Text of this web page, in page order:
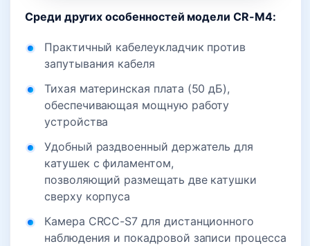
Среди других особенностей модели CR-M4:
Практичный кабелеукладчик против
запутывания кабеля
Тихая материнская плата (50 дБ),
обеспечивающая мощную работу
устройства
Удобный раздвоенный держатель для
катушек с филаментом,
позволяющий размещать две катушки
сверху корпуса
Камера CRCC-S7 для дистанционного
наблюдения и покадровой записи процесса